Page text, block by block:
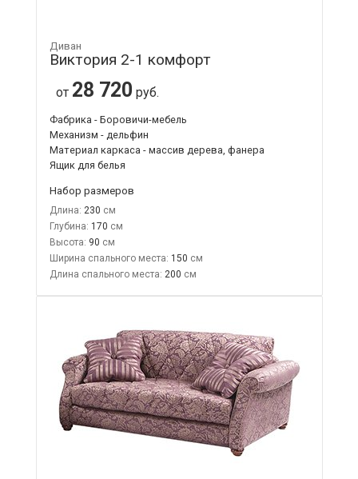
Диван
Виктория 2-1 комфорт
от 28 720 руб.
Фабрика - Боровичи-мебель
Механизм - дельфин
Материал каркаса - массив дерева, фанера
Ящик для белья
Набор размеров
Длина: 230
Глубина: 170
Высота: 90
Ширина спального места: 150
Длина спального места: 200